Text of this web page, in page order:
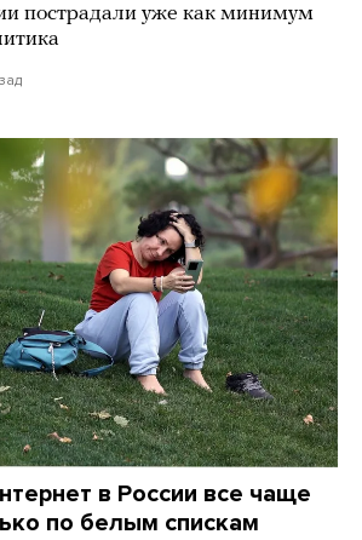
пострадали уже как минимум
в России все чаще
по белым спискам